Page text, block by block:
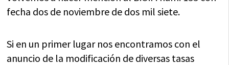
fecha dos de noviembre de dos mil siete.
Si en un primer lugar nos encontramos con el
anuncio de la modificación de diversas tasas